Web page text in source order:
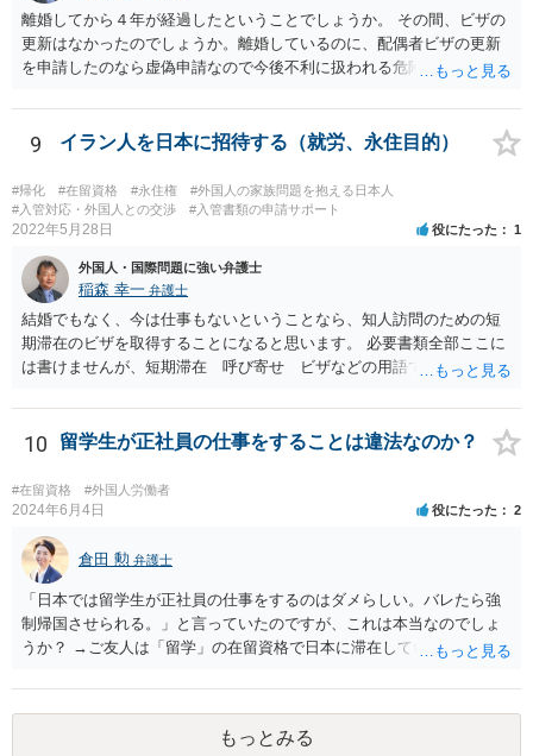
離婚してから４年が経過したということでしょうか。 その間、ビザの
更新はなかったのでしょうか。離婚しているのに、配偶者ビザの更新
を申請したのなら虚偽申請なので今後不利に扱われる危険がありま
しょうか。ただその場合も通用しないかもしれませんが、すぐに届け
る必要があることを知らなかったとしか言いようがないのかもしれま
目に働いていたこと、今後の生活に十分困らないお金があることなど
を示していくことになると思います。 頑張ってください。
9 イラン人を日本に招待する（就労、永住目的）
#帰化 #在留資格 #永住権
#外国人の家族問題を抱える日本人
#入管対応・外国人との交渉
#入管書類の申請サポート
2022年5月28日 役にたった 1
外国人・国際問題に強い弁護士
稲森 幸一 弁護士
結婚でもなく、今は仕事もないということなら、知人訪問のための短
期滞在のビザを取得することになると思います。 必要書類全部ここに
は書けませんが、短期滞在 呼び寄せ ビザなどの用語で検索すると
す。 それらを揃えて、イランにある日本大使館ににビザを申請するこ
とになります。 期間は通常９０日、３０日、あるいは１５日ですが、
使館に問い合わせたほうがいいかもしれません。ネットでの情報収集
もしたほうがいいと思います
10 留学生が正社員の仕事をすることは違法なのか？
#在留資格 #外国人労働者
2024年6月4日 役にたった 2
倉田 勲 弁護士
「日本では留学生が正社員の仕事をするのはダメらしい。バレたら強
制帰国させられる。」と言っていたのですが、これは本当なのでしょ
うか？ →ご友人は「留学」の在留資格で日本に滞在していると思いま
の就労をするにしても「資格外活動許可」が必要です。なおそれ以上
就労する場合は、就労可能なビザが必要ですので、いずれにしても就
労するにあたっては許可が必要であり、無許可の場合不法就労になり
もっとみる